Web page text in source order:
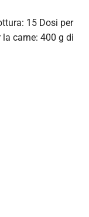
15 Dosi per
la carne: 400 g di